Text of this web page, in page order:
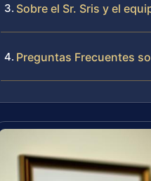
Sobre el Sr. Sris y el
Preguntas Frecuentes